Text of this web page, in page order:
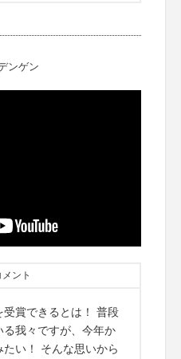
ンゲン
ント
受賞できるとは！ 普段
我々ですが、今年か
い！ そんな思いから